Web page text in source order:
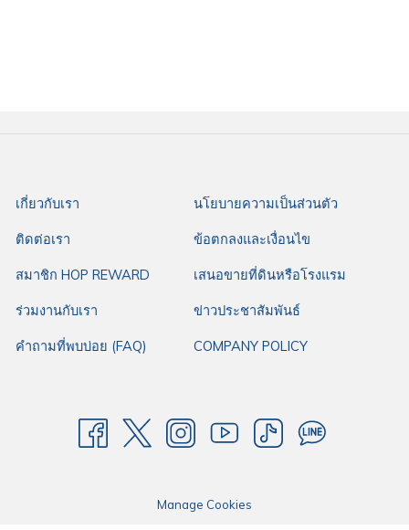
Manage Cookies
เกี่ยวกับเรา นโยบายความเป็นส่วนตัว
ติดต่อเรา ข้อตกลงและเงื่อนไข
สมาชิก HOP REWARD เสนอขายที่ดินหรือโรงแรม
ร่วมงานกับเรา ข่าวประชาสัมพันธ์
คำถามที่พบบ่อย (FAQ) COMPANY POLICY